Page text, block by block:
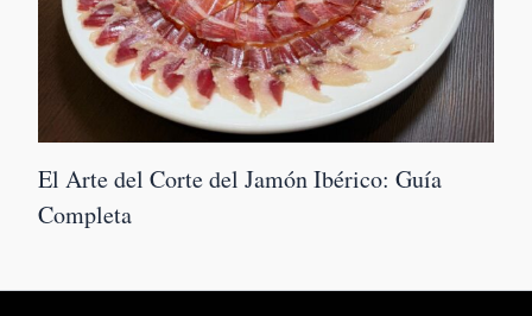
El Arte del Corte del Jamón Ibérico: Guía
Completa